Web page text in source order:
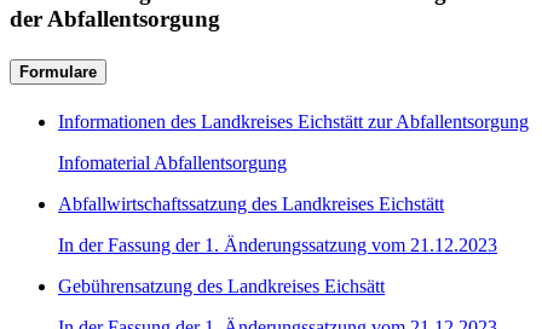
der Abfallentsorgung
Formulare
Informationen des Landkreises Eichstätt zur Abfallentsorgung
Infomaterial Abfallentsorgung
Abfallwirtschaftssatzung des Landkreises Eichstätt
In der Fassung der 1. Änderungssatzung vom 21.12.2023
Gebührensatzung des Landkreises Eichsätt